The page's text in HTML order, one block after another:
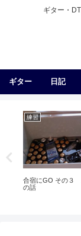
ギター・
ギター 日記
練習
合宿にGO その３
の話